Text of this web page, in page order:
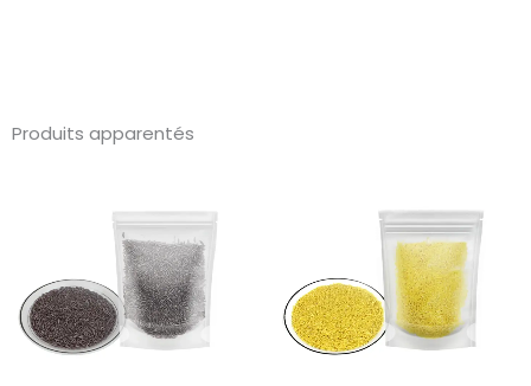
Produits apparentés